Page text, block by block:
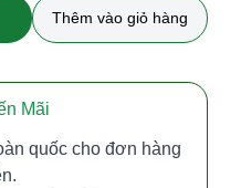
Thêm vào giỏ hàng
Mãi
quốc cho đơn hàng